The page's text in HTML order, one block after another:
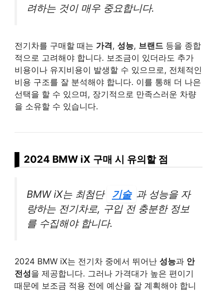
려하는 것이 매우 중요합니다.
전기차를 구매할 때는 가격, 성능, 브랜드 등을 종합
적으로 고려해야 합니다. 보조금이 있더라도 추가
비용이나 유지비용이 발생할 수 있으므로, 전체적인
비용 구조를 잘 분석해야 합니다. 이를 통해 더 나은
선택을 할 수 있으며, 장기적으로 만족스러운 차량
을 소유할 수 있습니다.
2024 BMW iX 구매 시 유의할 점
BMW iX는 최첨단 기술 과 성능을 자
랑하는 전기차로, 구입 전 충분한 정보
를 수집해야 합니다.
2024 BMW iX는 전기차 중에서 뛰어난 성능과 안
전성을 제공합니다. 그러나 가격대가 높은 편이기
때문에 보조금 적용 전에 예산을 잘 계획해야 합니